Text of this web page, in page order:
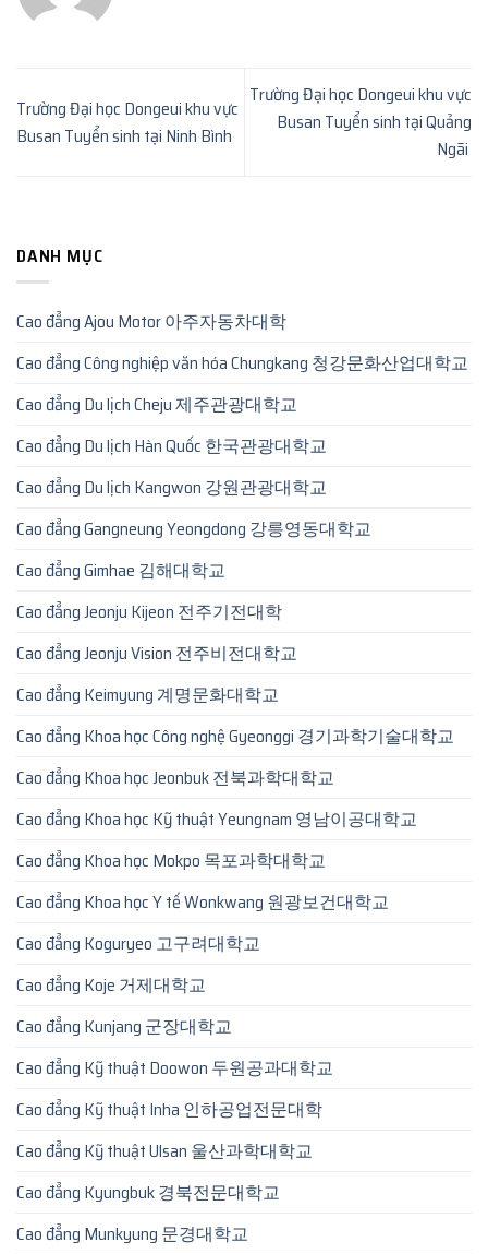
Trường Đại học Dongeui khu vực
Busan Tuyển sinh tại Ninh Bình
Trường Đại học Dongeui khu vực
Busan Tuyển sinh tại Quảng
Ngãi
DANH MỤC
Cao đẳng Ajou Motor 아주자동차대학
Cao đẳng Công nghiệp văn hóa Chungkang 청강문화산업대학교
Cao đẳng Du lịch Cheju 제주관광대학교
Cao đẳng Du lịch Hàn Quốc 한국관광대학교
Cao đẳng Du lịch Kangwon 강원관광대학교
Cao đẳng Gangneung Yeongdong 강릉영동대학교
Cao đẳng Gimhae 김해대학교
Cao đẳng Jeonju Kijeon 전주기전대학
Cao đẳng Jeonju Vision 전주비전대학교
Cao đẳng Keimyung 계명문화대학교
Cao đẳng Khoa học Công nghệ Gyeonggi 경기과학기술대학교
Cao đẳng Khoa học Jeonbuk 전북과학대학교
Cao đẳng Khoa học Kỹ thuật Yeungnam 영남이공대학교
Cao đẳng Khoa học Mokpo 목포과학대학교
Cao đẳng Khoa học Y tế Wonkwang 원광보건대학교
Cao đẳng Koguryeo 고구려대학교
Cao đẳng Koje 거제대학교
Cao đẳng Kunjang 군장대학교
Cao đẳng Kỹ thuật Doowon 두원공과대학교
Cao đẳng Kỹ thuật Inha 인하공업전문대학
Cao đẳng Kỹ thuật Ulsan 울산과학대학교
Cao đẳng Kyungbuk 경북전문대학교
Cao đẳng Munkyung 문경대학교